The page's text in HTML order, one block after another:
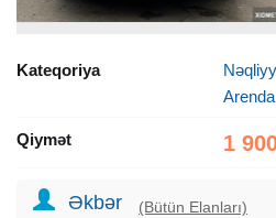
Kateqoriya
Qiymət 1
Əkbər (Bütün Elanları)